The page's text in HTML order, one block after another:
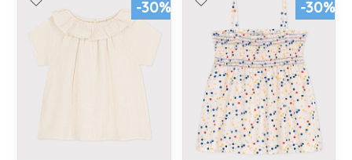
-30% -30%